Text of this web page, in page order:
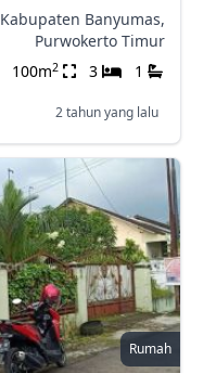
Kabupaten Banyumas,
Purwokerto Timur
100m2 3 1
2 tahun yang lalu
Rumah